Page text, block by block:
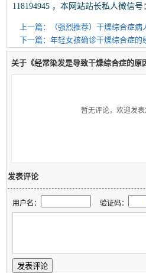
118194945 ，本网站站长私人微信号
上一篇：（强烈推荐）干燥综合症
下一篇：年轻女孩确诊干燥综合症的
关于《经常染发是导致干燥综合症的原
暂无评论，欢迎发表
发表评论
用户名： 验证码：